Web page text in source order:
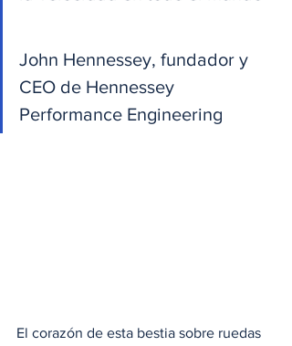
John Hennessey, fundador y
CEO de Hennessey
Performance Engineering
El corazón de esta bestia sobre ruedas